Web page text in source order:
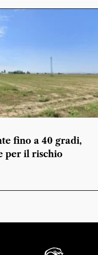
fino a 40 gradi,
per il rischio